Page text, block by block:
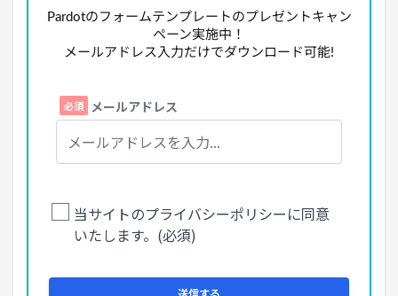
Pardotのフォームテンプレートのプレゼントキャン
ペーン実施中！
メールアドレス入力だけでダウンロード可能!